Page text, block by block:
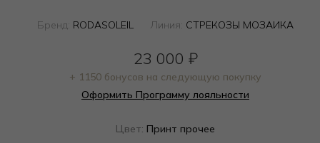
Бренд: RODASOLEIL Линия: СТРЕКОЗЫ МОЗАИКА
23 000 ₽
+ 1150 бонусов на следующую покупку
Оформить Программу лояльности
Цвет: Принт прочее